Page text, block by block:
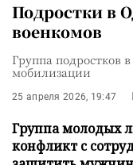
Подростки в
военкомов
Группа подростков
мобилизации
25 апреля 2026, 19:47
Группа молодых
конфликт с